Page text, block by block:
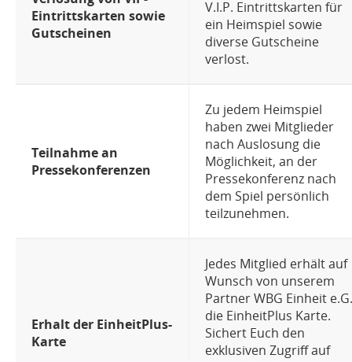
Eintrittskarten sowie
Gutscheinen
V.I.P. Eintrittskarten für
ein Heimspiel sowie
diverse Gutscheine
verlost.
Teilnahme an
Pressekonferenzen
Zu jedem Heimspiel
haben zwei Mitglieder
nach Auslosung die
Möglichkeit, an der
Pressekonferenz nach
dem Spiel persönlich
teilzunehmen.
Erhalt der EinheitPlus-
Karte
Jedes Mitglied erhält auf
Wunsch von unserem
Partner WBG Einheit e.G.
die EinheitPlus Karte.
Sichert Euch den
exklusiven Zugriff auf